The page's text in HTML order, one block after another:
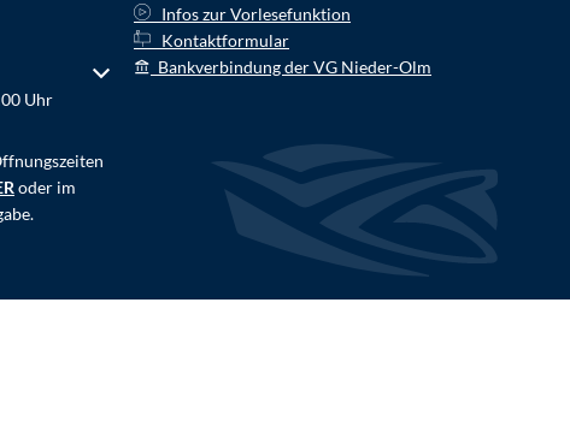
Schließzeiten auszublenden
Uhr
oder im
Infos zur Vorlesefunktion
Kontaktformular
Bankverbindung der VG Nieder-Olm